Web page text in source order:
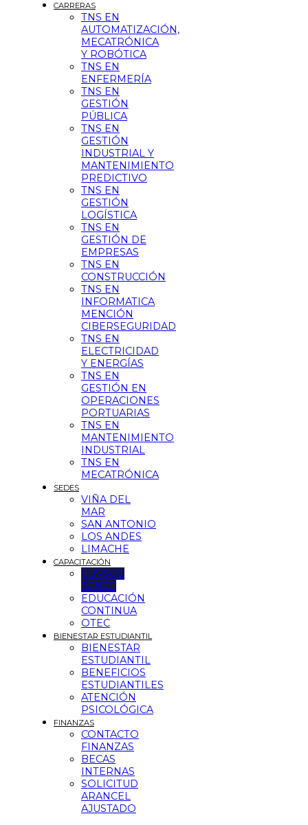
CARRERAS
TNS EN
AUTOMATIZACIÓN,
MECATRÓNICA
Y ROBÓTICA
TNS EN
ENFERMERÍA
TNS EN
GESTIÓN
PÚBLICA
TNS EN
GESTIÓN
INDUSTRIAL Y
MANTENIMIENTO
PREDICTIVO
TNS EN
GESTIÓN
LOGÍSTICA
TNS EN
GESTIÓN DE
EMPRESAS
TNS EN
CONSTRUCCIÓN
TNS EN
INFORMATICA
MENCIÓN
CIBERSEGURIDAD
TNS EN
ELECTRICIDAD
Y ENERGÍAS
TNS EN
GESTIÓN EN
OPERACIONES
PORTUARIAS
TNS EN
MANTENIMIENTO
INDUSTRIAL
TNS EN
MECATRÓNICA
SEDES
VIÑA DEL
MAR
SAN ANTONIO
LOS ANDES
LIMACHE
CAPACITACIÓN
CURSOS
SENCE
EDUCACIÓN
CONTINUA
OTEC
BIENESTAR ESTUDIANTIL
BIENESTAR
ESTUDIANTIL
BENEFICIOS
ESTUDIANTILES
ATENCIÓN
PSICOLÓGICA
FINANZAS
CONTACTO
FINANZAS
BECAS
INTERNAS
SOLICITUD
ARANCEL
AJUSTADO